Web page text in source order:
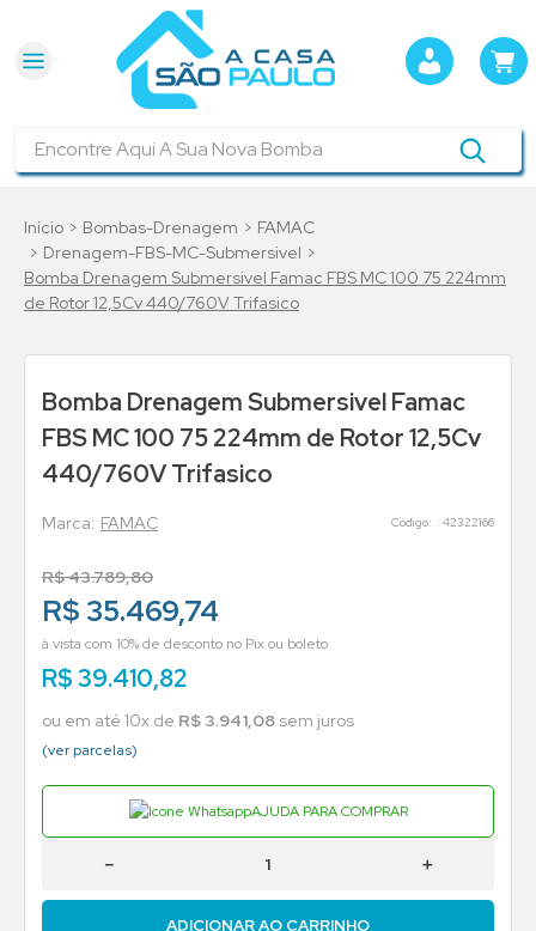
Bombas-Drenagem
FAMAC
Drenagem-FBS-MC-Submersivel
Bomba Drenagem Submersivel Famac FBS MC 100 75 224mm
de Rotor 12,5Cv 440/760V Trifasico
Bomba Drenagem Submersivel Famac
FBS MC 100 75 224mm de Rotor 12,5Cv
440/760V Trifasico
FAMAC : 42322166
R$43.789,80
R$ 35.469,74
à vista com 10% de desconto no Pix ou boleto
R$39.410,82
ou em até 10x de R$ 3.941,08 sem juros
(ver parcelas)
AJUDA PARA COMPRAR
＋
－
ADICIONAR AO CARRINHO